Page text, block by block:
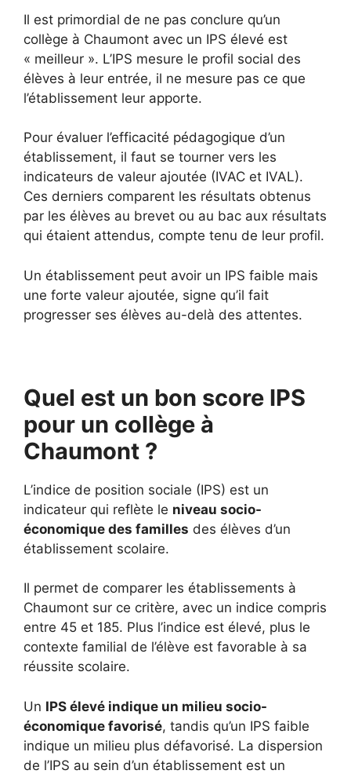
Il est primordial de ne pas conclure qu’un
collège à Chaumont avec un IPS élevé est
« meilleur ». L’IPS mesure le profil social des
élèves à leur entrée, il ne mesure pas ce que
l’établissement leur apporte.
Pour évaluer l’efficacité pédagogique d’un
établissement, il faut se tourner vers les
indicateurs de valeur ajoutée (IVAC et IVAL).
Ces derniers comparent les résultats obtenus
par les élèves au brevet ou au bac aux résultats
qui étaient attendus, compte tenu de leur profil.
Un établissement peut avoir un IPS faible mais
une forte valeur ajoutée, signe qu’il fait
progresser ses élèves au-delà des attentes.
Quel est un bon score IPS
pour un collège à
Chaumont ?
L’indice de position sociale (IPS) est un
indicateur qui reflète le niveau socio-
économique des familles des élèves d’un
établissement scolaire.
Il permet de comparer les établissements à
Chaumont sur ce critère, avec un indice compris
entre 45 et 185. Plus l’indice est élevé, plus le
contexte familial de l’élève est favorable à sa
réussite scolaire.
Un IPS élevé indique un milieu socio-
économique favorisé, tandis qu’un IPS faible
indique un milieu plus défavorisé. La dispersion
de l’IPS au sein d’un établissement est un